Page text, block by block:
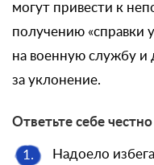
могут привести к
получению «справки
на военную службу и
за уклонение.
Ответьте себе
1.
Надоело